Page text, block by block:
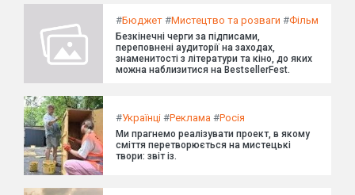
#Бюджет #Мистецтво та розваги #Фільм
Безкінечні черги за підписами,
переповнені аудиторії на заходах,
знаменитості з літератури та кіно, до яких
можна наблизитися на BestsellerFest.
#Українці #Реклама #Росія
Ми прагнемо реалізувати проект, в якому
сміття перетворюється на мистецькі
твори: звіт із.